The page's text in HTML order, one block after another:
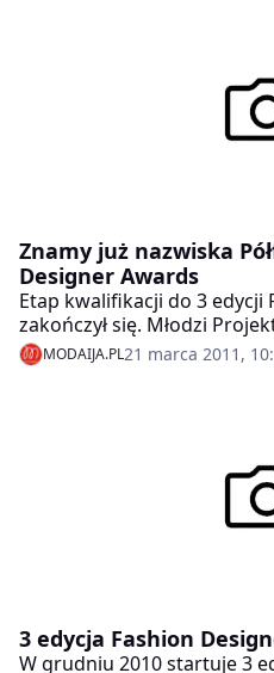
Znamy już nazwiska
Designer Awards
Etap kwalifikacji do 3 edycji
zakończył się. Młodzi
przysyłali zgłoszenia ze
Świata.Zaskoczyli swoją
projektanta Ricardo Preto i
Tygodniu Mody, unikalny
Citroen w Paryżu gdzie
MODAIJA.PL21 marca 2011,
3 edycja Fashion
W grudniu 2010 startuje 3